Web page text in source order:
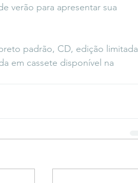
verão para apresentar sua
padrão, CD, edição limitada
em cassete disponível na